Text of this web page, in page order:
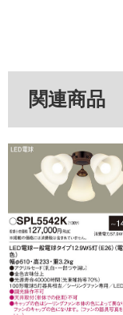
関連商品